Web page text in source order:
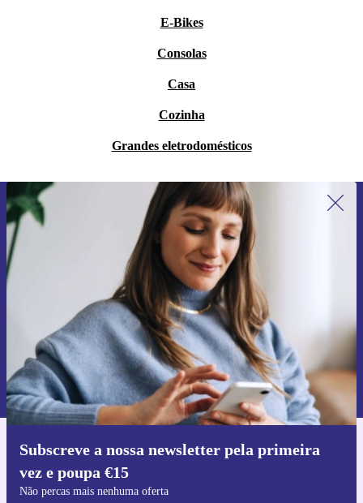
E-Bikes
Consolas
Casa
Cozinha
Grandes eletrodomésticos
Subscreve a nossa newsletter pela primeira
vez e poupa €15
Não percas mais nenhuma oferta
Subscreve a nossa newsletter pela
primeira vez e poupa 15€!
Não percas mais nenhuma oferta.
Pedir voucher
Informações sobre o uso de dados pessoais podem ser encontrados na
nossa
Política de Privacidade.
Faz o download da app refurbed
Para iOS e Android